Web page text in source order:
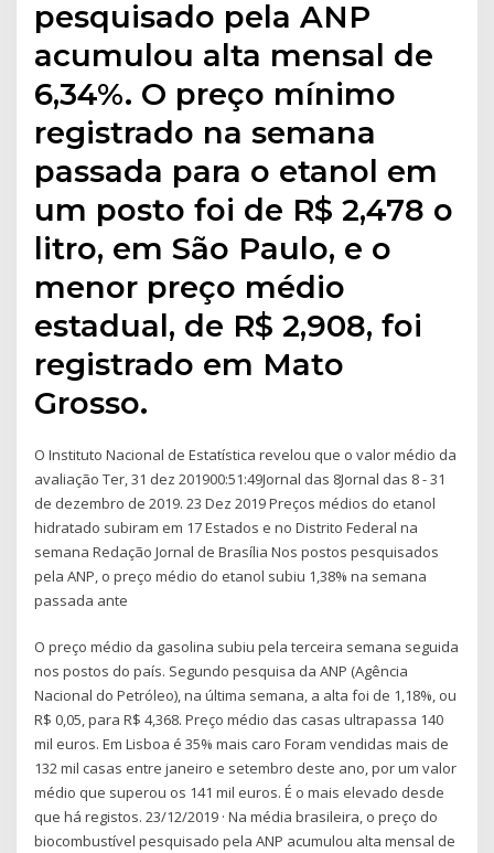
pesquisado pela ANP
acumulou alta mensal de
6,34%. O preço mínimo
registrado na semana
passada para o etanol em
um posto foi de R$ 2,478 o
litro, em São Paulo, e o
menor preço médio
estadual, de R$ 2,908, foi
registrado em Mato
Grosso.
O Instituto Nacional de Estatística revelou que o valor médio da
avaliação Ter, 31 dez 201900:51:49Jornal das 8Jornal das 8 - 31
de dezembro de 2019. 23 Dez 2019 Preços médios do etanol
hidratado subiram em 17 Estados e no Distrito Federal na
semana Redação Jornal de Brasília Nos postos pesquisados
pela ANP, o preço médio do etanol subiu 1,38% na semana
passada ante
O preço médio da gasolina subiu pela terceira semana seguida
nos postos do país. Segundo pesquisa da ANP (Agência
Nacional do Petróleo), na última semana, a alta foi de 1,18%, ou
R$ 0,05, para R$ 4,368. Preço médio das casas ultrapassa 140
mil euros. Em Lisboa é 35% mais caro Foram vendidas mais de
132 mil casas entre janeiro e setembro deste ano, por um valor
médio que superou os 141 mil euros. É o mais elevado desde
que há registos. 23/12/2019 · Na média brasileira, o preço do
biocombustível pesquisado pela ANP acumulou alta mensal de